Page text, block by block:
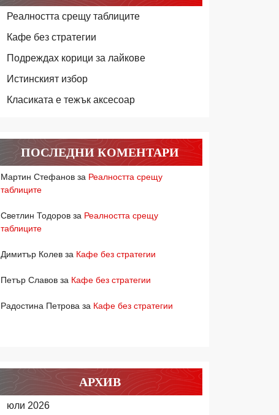
Реалността срещу таблиците
Кафе без стратегии
Подреждах корици за лайкове
Истинският избор
Класиката е тежък аксесоар
ПОСЛЕДНИ КОМЕНТАРИ
Мартин Стефанов за Реалността срещу
таблиците
Светлин Тодоров за Реалността срещу
таблиците
Димитър Колев за Кафе без стратегии
Петър Славов за Кафе без стратегии
Радостина Петрова за Кафе без стратегии
АРХИВ
юли 2026